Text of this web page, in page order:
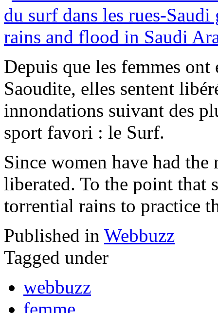
Depuis que les femmes
Saoudite, elles sentent
innondations suivant des
sport favori : le Surf.
Since women have had
liberated. To the point
torrential rains to practice
Published in Webbuzz
Tagged under
webbuzz